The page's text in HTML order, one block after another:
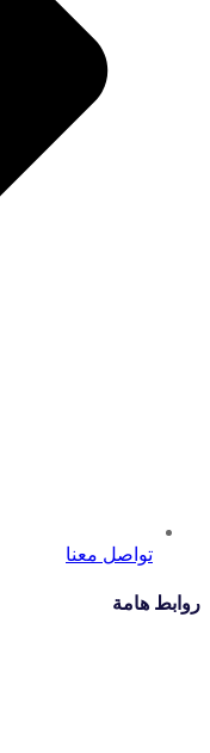
تواصل معنا
روابط هامة